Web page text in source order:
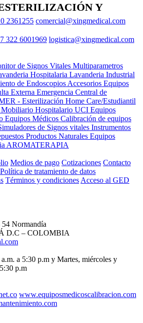
Y
2361255 comercial@xingmedical.com
322 6001969 logistica@xingmedical.com
de Signos Vitales Multiparametros
Hospitalaria Lavanderia Industrial
de Endoscopios Accesorios Equipos
Externa Emergencia Central de
- Esterilización Home Care/Estudiantil
Mobiliario Hospitalario UCI Equipos
Equipos Médicos Calibración de equipos
de Signos vitales Instrumentos
Productos Naturales Equipos
AROMATERAPIA
Medios de pago Cotizaciones Contacto
Política de tratamiento de datos
Términos y condiciones Acceso al GED
Normandía
D.C – COLOMBIA
a 5:30 p.m y Martes, miércoles y
p.m
www.equiposmedicoscalibracion.com